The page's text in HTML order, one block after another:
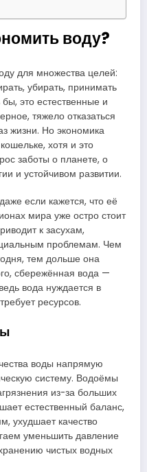
воду?
для множества целей:
убирать, принимать
это естественные и
тяжело отказаться
жизни. Но экономика
хотя и это
заботы о планете, о
и устойчивом развитии.
если кажется, что её
мира уже остро стоит
к засухам,
проблемам. Чем
тем дольше она
сбережённая вода —
вода нуждается в
ресурсов.
воды напрямую
систему. Водоёмы
из-за больших
естественный баланс,
ухудшает качество
уменьшить давление
чистых водных